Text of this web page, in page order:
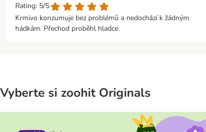
Rating: 5/5
Krmivo konzumuje bez problémů a nedochází k žádným
hádkám. Přechod proběhl hladce.
Vyberte si zoohit Originals